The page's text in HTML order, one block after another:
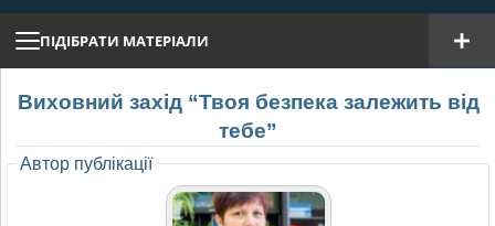
ПІДІБРАТИ МАТЕРІАЛИ
Виховний захід “Твоя безпека залежить від
тебе”
Автор публікації